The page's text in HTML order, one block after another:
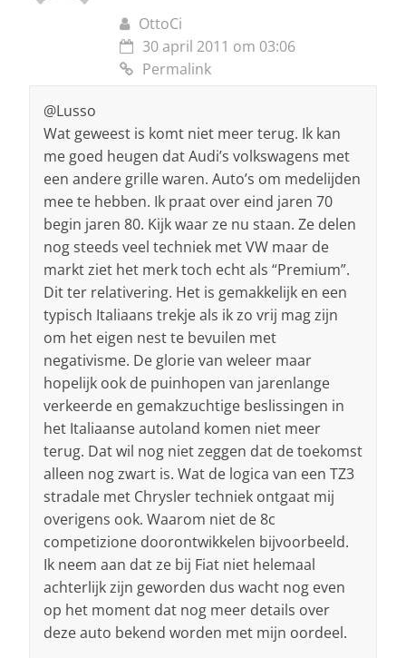
OttoCi
30 april 2011 om 03:06
Permalink
@Lusso
Wat geweest is komt niet meer terug. Ik kan
me goed heugen dat Audi’s volkswagens met
een andere grille waren. Auto’s om medelijden
mee te hebben. Ik praat over eind jaren 70
begin jaren 80. Kijk waar ze nu staan. Ze delen
nog steeds veel techniek met VW maar de
markt ziet het merk toch echt als “Premium”.
Dit ter relativering. Het is gemakkelijk en een
typisch Italiaans trekje als ik zo vrij mag zijn
om het eigen nest te bevuilen met
negativisme. De glorie van weleer maar
hopelijk ook de puinhopen van jarenlange
verkeerde en gemakzuchtige beslissingen in
het Italiaanse autoland komen niet meer
terug. Dat wil nog niet zeggen dat de toekomst
alleen nog zwart is. Wat de logica van een TZ3
stradale met Chrysler techniek ontgaat mij
overigens ook. Waarom niet de 8c
competizione doorontwikkelen bijvoorbeeld.
Ik neem aan dat ze bij Fiat niet helemaal
achterlijk zijn geworden dus wacht nog even
op het moment dat nog meer details over
deze auto bekend worden met mijn oordeel.